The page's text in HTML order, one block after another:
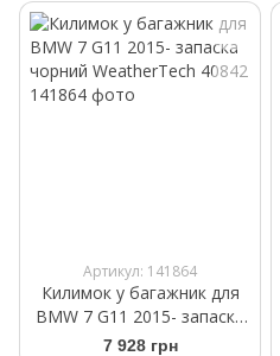
Артикул: 141864
Килимок у багажник для
BMW 7 G11 2015- запаска
чорний WeatherTech 40842
7 928 грн